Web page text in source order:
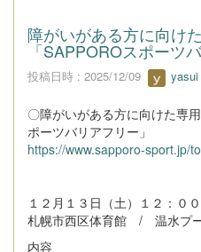
障がいがある方に向け
「SAPPOROスポーツ
投稿日時 : 2025/12/09 yasui
〇障がいがある方に向けた専
ポーツバリアフリー」
https://www.sapporo-sport.jp/
１２月１３日（土）１２：０
札幌市西区体育館 / 温水プ
内容